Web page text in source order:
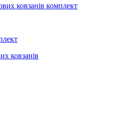
ковзанів комплект
ковзанів